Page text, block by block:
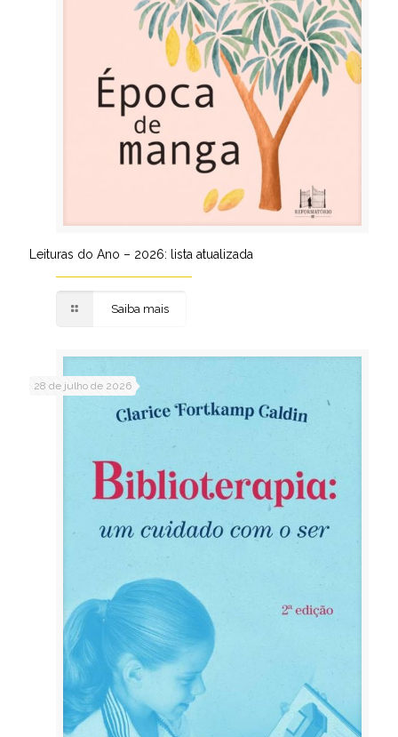
Leituras do Ano – 2026: lista atualizada
Saiba mais
28 de julho de 2026